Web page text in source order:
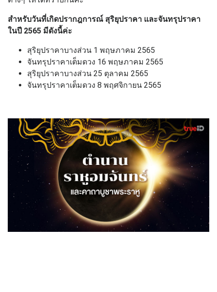
สำหรับวันที่เกิดปรากฎการณ์ สุริยุปราคา และจันทรุปราคา
ในปี 2565 มีดังนี้ค่ะ
สุริยุปราคาบางส่วน 1 พฤษภาคม 2565
จันทรุปราคาเต็มดวง 16 พฤษภาคม 2565
สุริยุปราคาบางส่วน 25 ตุลาคม 2565
จันทรุปราคาเต็มดวง 8 พฤศจิกายน 2565